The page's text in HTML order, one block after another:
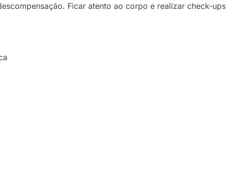
Ficar atento ao corpo e realizar check-ups